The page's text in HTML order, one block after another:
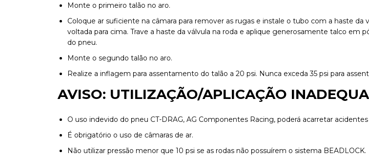
Monte o primeiro talão no aro.
Coloque ar suficiente na câmara para remover as rugas e instale o tubo com a haste da
voltada para cima. Trave a haste da válvula na roda e aplique generosamente talco em
do pneu.
Monte o segundo talão no aro.
Realize a inflagem para assentamento do talão a 20 psi. Nunca exceda 35 psi para
AVISO: UTILIZAÇÃO/APLICAÇÃO
O uso indevido do pneu CT-DRAG, AG Componentes Racing, poderá acarretar acidentes
É obrigatório o uso de câmaras de ar.
Não utilizar pressão menor que 10 psi se as rodas não possuírem o sistema BEADLOCK.